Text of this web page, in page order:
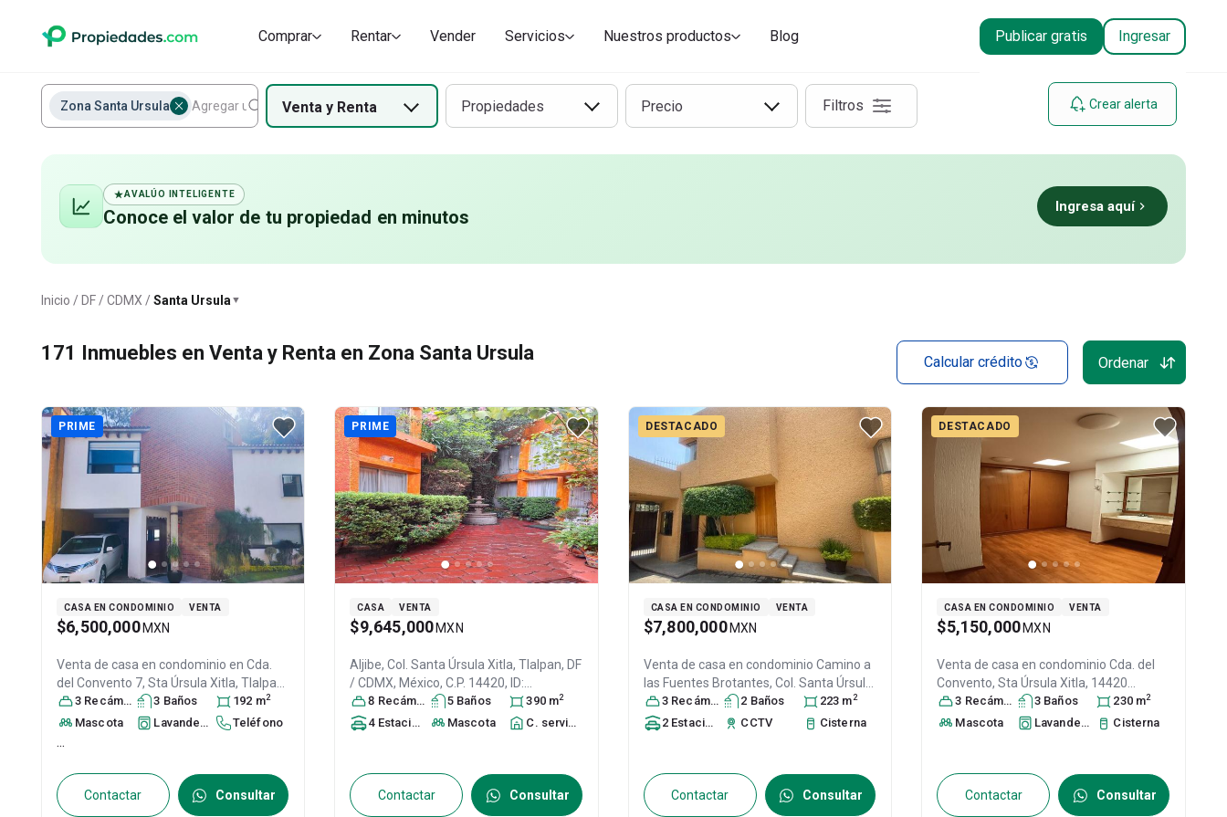
Zona Santa Ursula Venta y Renta Propiedades Precio Filtros Crear alerta
171 Inmuebles en Venta y Renta en Zona Santa Ursula Calcular crédito Ordenar
AVALÚO INTELIGENTE
Conoce el valor de tu propiedad en minutos Ingresa aquí
Inicio DF / CDMX Santa Ursula
Santa Ursula ▼
PRIME
CASA EN CONDOMINIO VENTA
$6,500,000 MXN
Venta de casa en condominio en Cda.
del Convento 7, Sta Úrsula Xitla, Tlalpan,
14420 Ciudad de México, CDMX #7Int.
49, Col. Santa Úrsula Xitla,
Tlalpan, DF /
3 Recámara s 3 Baños 192 m2
Mascota Lavandería Teléfono
...
Contactar Consultar
PRIME
CASA VENTA
$9,645,000 MXN
Aljibe, Col. Santa Úrsula Xitla,Tlalpan, DF
/ CDMX, México, C.P. 14420, ID:
31304108
8 Recámara s 5 Baños 390 m2
4 Estacionamiento s
Mascota C. servicio
Contactar Consultar
DESTACADO
CASA EN CONDOMINIO VENTA
$7,800,000 MXN
Venta de casa en condominio Camino a
las Fuentes Brotantes, Col. Santa Úrsula
Xitla,Tlalpan, DF / CDMX, México, C.P.
14420, ID:31304180
3 Recámara s 2 Baños 223 m2
2 Estacionamiento s
CCTV Cisterna
Contactar Consultar
DESTACADO
CASA EN CONDOMINIO VENTA
$5,150,000 MXN
Venta de casa en condominioCda. del
Convento, Sta Úrsula Xitla, 14420
Ciudad de México, CDMX #s/n, Col.
Santa Úrsula Xitla,Tlalpan , DF / CDMX,
3 Recámara s 3 Baños 230 m2
Mascota Lavandería Cisterna
Contactar Consultar
Ursula
Comprar
Rentar Vender Servicios Nuestros productos Blog Publicar gratis Ingresar